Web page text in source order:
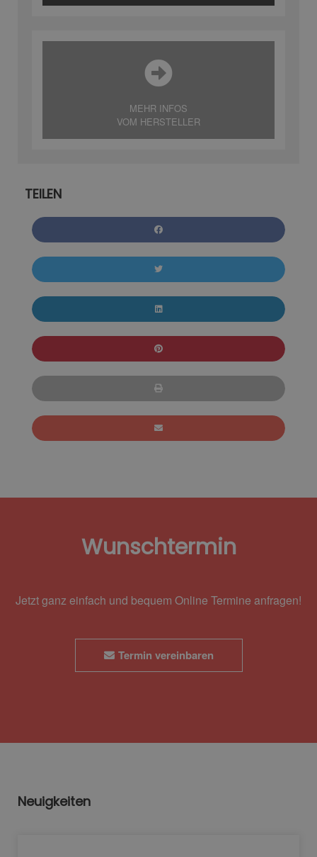
MEHR INFOS
VOM HERSTELLER
TEILEN
Wunschtermin
Jetzt ganz einfach und bequem Online Termine anfragen!
Termin vereinbaren
Neuigkeiten